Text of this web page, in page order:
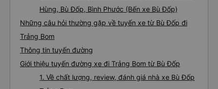
Hùng, Bù Đốp, Bình Phước (Bến xe Bù Đốp)
Những câu hỏi thường gặp về tuyến xe từ Bù Đốp đi
Trảng Bom
Thông tin tuyến đường
Giới thiệu tuyến đường xe đi Trảng Bom từ Bù Đốp
1. Về chất lượng, review, đánh giá nhà xe Bù Đốp